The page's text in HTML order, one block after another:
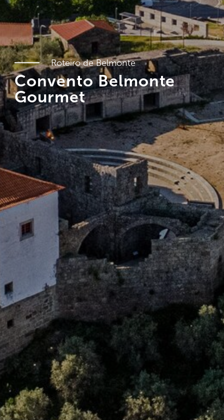
Roteiro de Belmonte
Convento Belmonte
Gourmet